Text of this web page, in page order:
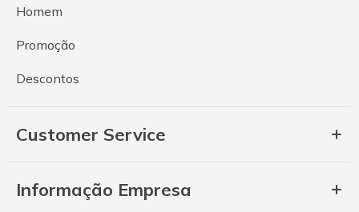
Homem
Promoção
Descontos
Customer Service
Informação Empresa